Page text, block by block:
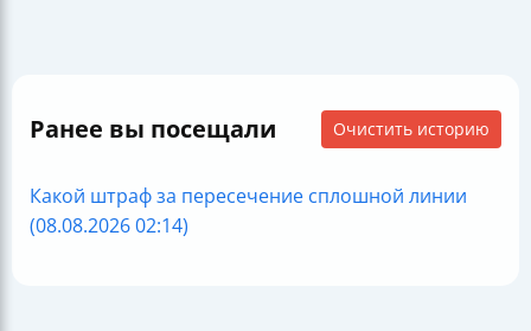
Ранее вы посещали Очистить историю
Какой штраф за пересечение сплошной линии
(08.08.2026 02:14)